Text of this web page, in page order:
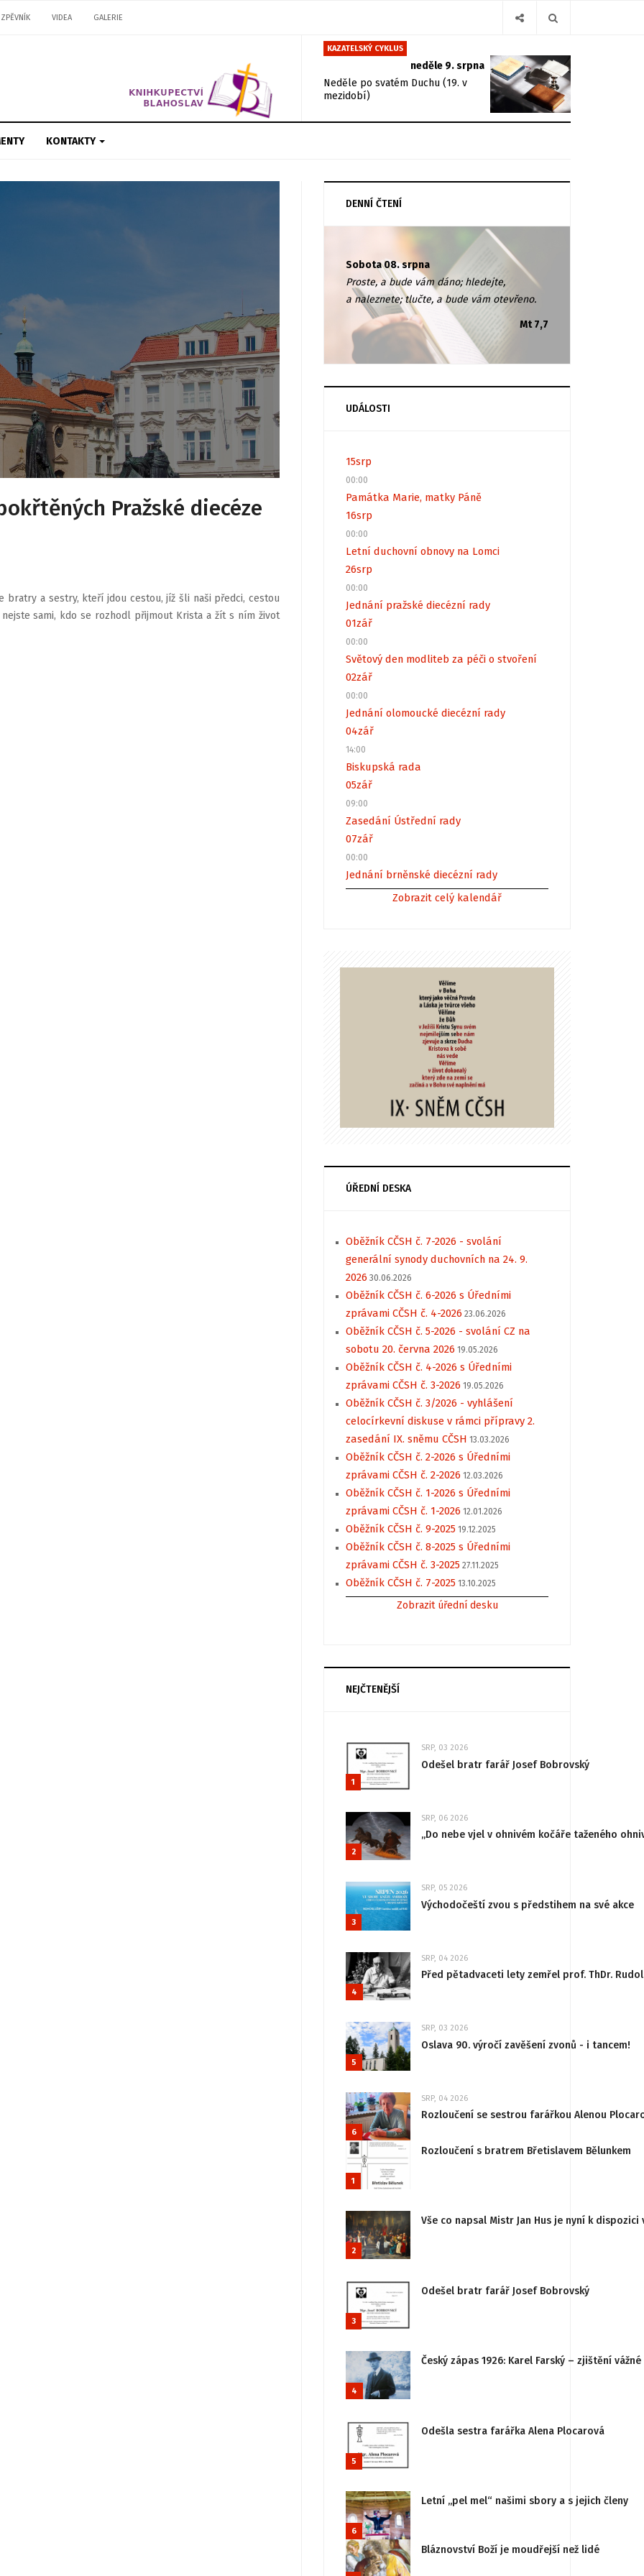
ZPĚVNÍK VIDEA GALERIE
KAZATELSKÝ CYKLUS
neděle 9. srpna
Neděle po svatém Duchu (19. v
mezidobí)
KONTAKTY
Pražské diecéze
a sestry, kteří jdou cestou, jíž šli naši předci, cestou
sami, kdo se rozhodl přijmout Krista a žít s ním život
DENNÍ ČTENÍ
Sobota 08. srpna
Proste, a bude vám dáno; hledejte,
a naleznete; tlučte, a bude vám otevřeno.
Mt 7,7
UDÁLOSTI
15srp
00:00
Památka Marie, matky Páně
16srp
00:00
Letní duchovní obnovy na Lomci
26srp
00:00
Jednání pražské diecézní rady
01zář
00:00
Světový den modliteb za péči o stvoření
02zář
00:00
Jednání olomoucké diecézní rady
04zář
14:00
Biskupská rada
05zář
09:00
Zasedání Ústřední rady
07zář
00:00
Jednání brněnské diecézní rady
Zobrazit celý kalendář
ÚŘEDNÍ DESKA
Oběžník CČSH č. 7-2026 - svolání
generální synody duchovních na 24. 9.
2026 30.06.2026
Oběžník CČSH č. 6-2026 s Úředními
zprávami CČSH č. 4-2026 23.06.2026
Oběžník CČSH č. 5-2026 - svolání CZ na
sobotu 20. června 2026 19.05.2026
Oběžník CČSH č. 4-2026 s Úředními
zprávami CČSH č. 3-2026 19.05.2026
Oběžník CČSH č. 3/2026 - vyhlášení
celocírkevní diskuse v rámci přípravy 2.
zasedání IX. sněmu CČSH 13.03.2026
Oběžník CČSH č. 2-2026 s Úředními
zprávami CČSH č. 2-2026 12.03.2026
Oběžník CČSH č. 1-2026 s Úředními
zprávami CČSH č. 1-2026 12.01.2026
Oběžník CČSH č. 9-2025 19.12.2025
Oběžník CČSH č. 8-2025 s Úředními
zprávami CČSH č. 3-2025 27.11.2025
Oběžník CČSH č. 7-2025 13.10.2025
Zobrazit úřední desku
NEJČTENĚJŠÍ
1
SRP, 03 2026
Odešel bratr farář Josef Bobrovský
2
SRP, 06 2026
„Do nebe vjel v ohnivém kočáře taženého
3
SRP, 05 2026
Východočeští zvou s předstihem na své akce
4
SRP, 04 2026
Před pětadvaceti lety zemřel prof. ThDr.
5
SRP, 03 2026
Oslava 90. výročí zavěšení zvonů - i tancem!
6
SRP, 04 2026
Rozloučení se sestrou farářkou Alenou
1
Rozloučení s bratrem Břetislavem Bělunkem
2
Vše co napsal Mistr Jan Hus je nyní k
3
Odešel bratr farář Josef Bobrovský
4
Český zápas 1926: Karel Farský – zjištění
5
Odešla sestra farářka Alena Plocarová
6
Letní „pel mel“ našimi sbory a s jejich členy
Bláznovství Boží je moudřejší než lidé